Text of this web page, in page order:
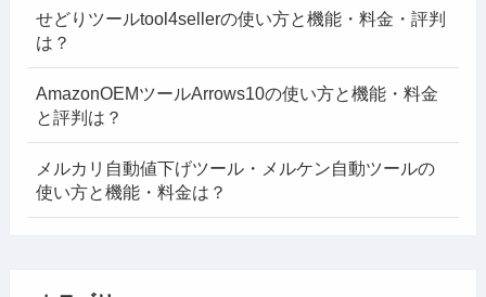
せどりツールtool4sellerの使い方と機能・料金・評判
は？
AmazonOEMツールArrows10の使い方と機能・料金
と評判は？
メルカリ自動値下げツール・メルケン自動ツールの
使い方と機能・料金は？